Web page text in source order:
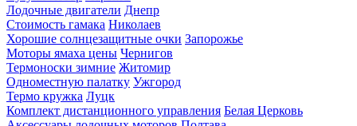
Лодочные двигатели Днепр
Стоимость гамака Николаев
Хорошие солнцезащитные очки Запорожье
Моторы ямаха цены Чернигов
Термоноски зимние Житомир
Одноместную палатку Ужгород
Термо кружка Луцк
Комплект дистанционного управления Белая Церковь